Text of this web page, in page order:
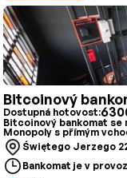
Bitcoinový
Dostupná hotovost:
Bitcoinový bankomat se
Monopoly s přímým
Świętego Jerzego
Bankomat je v